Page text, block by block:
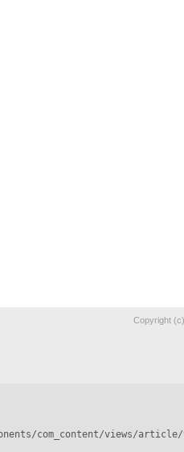
Copyright
com_content/views/